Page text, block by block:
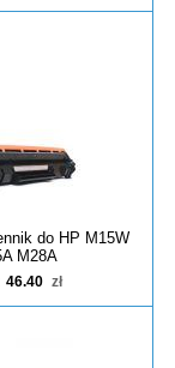
do HP M15W
M28A
46.40 zł